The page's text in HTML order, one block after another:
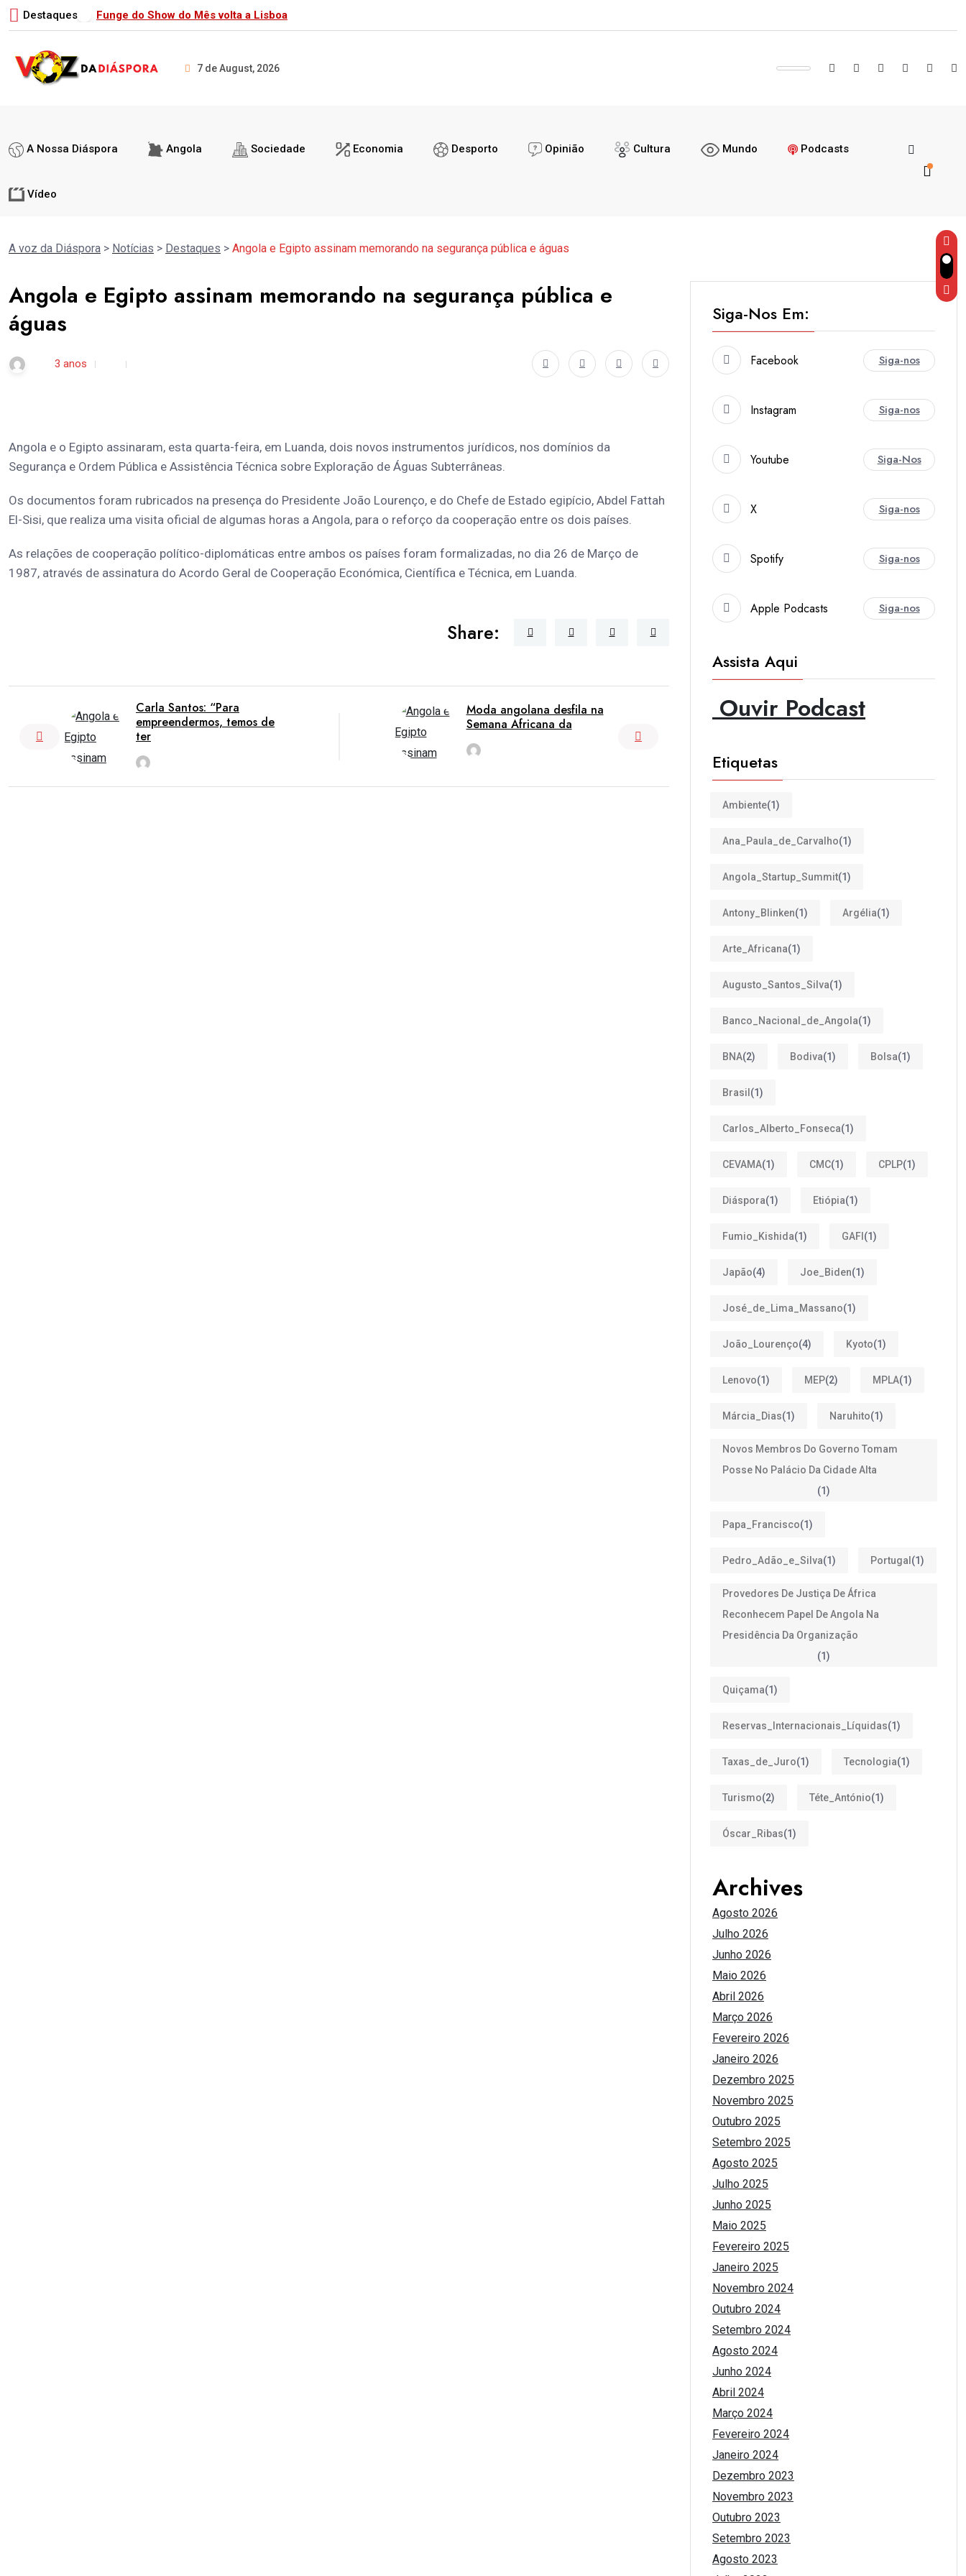
Destaques 21.ª Reunião de Altos Funcionários recomenda dinamização da parceria África-Árabe
7 de August, 2026
A Nossa Diáspora Angola Sociedade Economia Desporto Opinião Cultura Mundo Podcasts
Vídeo
A voz da Diáspora > Notícias > Destaques > Angola e Egipto assinam memorando na segurança pública e águas
Angola e Egipto assinam memorando na segurança pública e
águas
3 anos
Angola e o Egipto assinaram, esta quarta-feira, em Luanda, dois novos instrumentos jurídicos, nos domínios da
Segurança e Ordem Pública e Assistência Técnica sobre Exploração de Águas Subterrâneas.
Os documentos foram rubricados na presença do Presidente João Lourenço, e do Chefe de Estado egipício, Abdel Fattah
El-Sisi, que realiza uma visita oficial de algumas horas a Angola, para o reforço da cooperação entre os dois países.
As relações de cooperação político-diplomáticas entre ambos os países foram formalizadas, no dia 26 de Março de
1987, através de assinatura do Acordo Geral de Cooperação Económica, Científica e Técnica, em Luanda.
Share:
Carla Santos: “Para
empreendermos, temos de
ter
Moda angolana desfila na
Semana Africana da
Siga-Nos Em:
Facebook Siga-nos
Instagram Siga-nos
Youtube Siga-Nos
X Siga-nos
Spotify Siga-nos
Apple Podcasts Siga-nos
Assista Aqui
Ouvir Podcast
Etiquetas
Ambiente(1)
Ana_Paula_de_Carvalho(1)
Angola_Startup_Summit(1)
Antony_Blinken(1) Argélia(1)
Arte_Africana(1)
Augusto_Santos_Silva(1)
Banco_Nacional_de_Angola(1)
BNA(2) Bodiva(1) Bolsa(1)
Brasil(1)
Carlos_Alberto_Fonseca(1)
CEVAMA(1) CMC(1) CPLP(1)
Diáspora(1) Etiópia(1)
Fumio_Kishida(1) GAFI(1)
Japão(4) Joe_Biden(1)
José_de_Lima_Massano(1)
João_Lourenço(4) Kyoto(1)
Lenovo(1) MEP(2) MPLA(1)
Márcia_Dias(1) Naruhito(1)
Novos Membros Do Governo Tomam
Posse No Palácio Da Cidade Alta
(1)
Papa_Francisco(1)
Pedro_Adão_e_Silva(1) Portugal(1)
Provedores De Justiça De África
Reconhecem Papel De Angola Na
Presidência Da Organização
(1)
Quiçama(1)
Reservas_Internacionais_Líquidas(1)
Taxas_de_Juro(1) Tecnologia(1)
Turismo(2) Téte_António(1)
Óscar_Ribas(1)
Archives
Agosto 2026
Julho 2026
Junho 2026
Maio 2026
Abril 2026
Março 2026
Fevereiro 2026
Janeiro 2026
Dezembro 2025
Novembro 2025
Outubro 2025
Setembro 2025
Agosto 2025
Julho 2025
Junho 2025
Maio 2025
Fevereiro 2025
Janeiro 2025
Novembro 2024
Outubro 2024
Setembro 2024
Agosto 2024
Junho 2024
Abril 2024
Março 2024
Fevereiro 2024
Janeiro 2024
Dezembro 2023
Novembro 2023
Outubro 2023
Setembro 2023
Agosto 2023